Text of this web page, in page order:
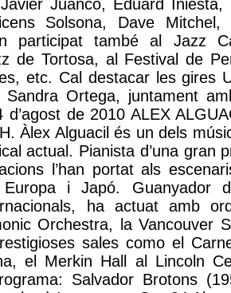
Juanco, Eduard Iniesta,
Solsona, Dave Mitchel,
participat també al Jazz
de Tortosa, al Festival de
etc. Cal destacar les gires
Sandra Ortega, juntament
d’agost de 2010 ALEX
Àlex Alguacil és un dels
actual. Pianista d’una gran
l’han portat als
Europa i Japó. Guanyador
ha actuat amb
Orchestra, la Vancouver
sales como el
el Merkin Hall al Lincoln
Salvador Brotons